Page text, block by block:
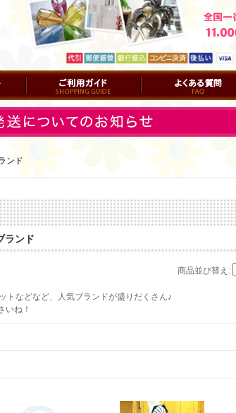
ご利用ガイド よくある質問
ンド
ランド
商品並び替え :
トなどなど、人気ブランドが盛りだくさん♪
いね！